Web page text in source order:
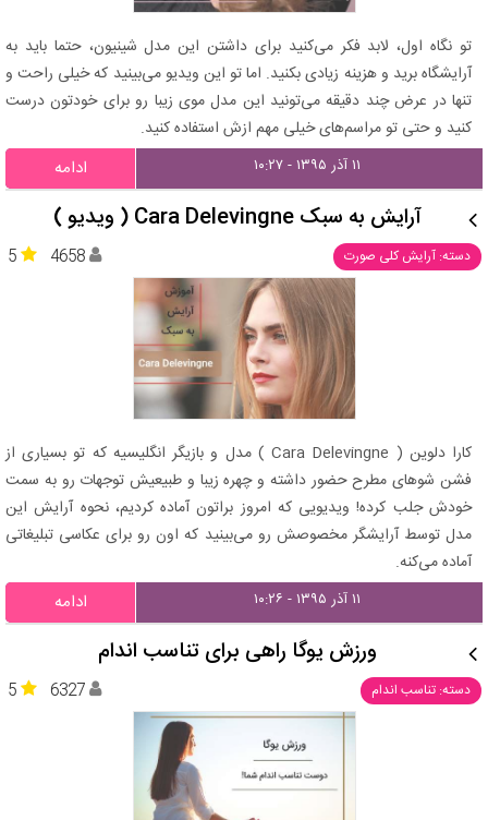
تو نگاه اول، لابد فکر می‌کنید برای داشتن این مدل شینیون، حتما باید به
آرایشگاه برید و هزینه زیادی بکنید. اما تو این ویدیو می‌بینید که خیلی راحت و
تنها در عرض چند دقیقه می‌تونید این مدل موی زیبا رو برای خودتون درست
کنید و حتی تو مراسم‌های خیلی مهم ازش استفاده کنید.
۱۱ آذر ۱۳۹۵ - ۱۰:۲۷ ادامه
آرایش به سبک Cara Delevingne ( ویدیو )
دسته: آرایش کلی صورت 5 4658
کارا دلوین ( Cara Delevingne ) مدل و بازیگر انگلیسیه که تو بسیاری از
فشن شوهای مطرح حضور داشته و چهره زیبا و طبیعیش توجهات رو به سمت
خودش جلب کرده! ویدیویی که امروز براتون آماده کردیم، نحوه آرایش این
مدل توسط آرایشگر مخصوصش رو می‌بینید که اون رو برای عکاسی تبلیغاتی
آماده می‌کنه.
۱۱ آذر ۱۳۹۵ - ۱۰:۲۶ ادامه
ورزش یوگا راهی برای تناسب اندام
دسته: تناسب اندام 5 6327